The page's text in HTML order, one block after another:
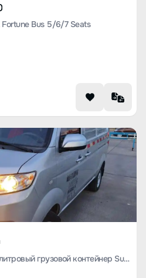
Fortune Bus 5/6/7 Seats
Little Sea Lion X30 2020 1,5-литровый грузовой контейнер Super Exclusive Country VI SWC15M